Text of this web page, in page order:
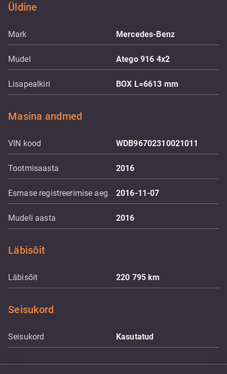
Üldine
Mark Mercedes-Benz
Mudel Atego 916 4x2
Lisapealkiri BOX L=6613 mm
Masina andmed
VIN kood WDB96702310021011
Tootmisaasta 2016
Esmase registreerimise aeg 2016-11-07
Mudeli aasta 2016
Läbisõit
Läbisõit 220 795km
Seisukord
Seisukord Kasutatud